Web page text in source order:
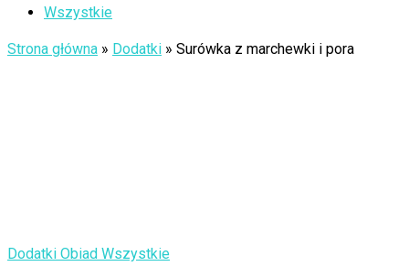
Wszystkie
Strona główna » Dodatki » Surówka z marchewki i pora
Dodatki Obiad Wszystkie